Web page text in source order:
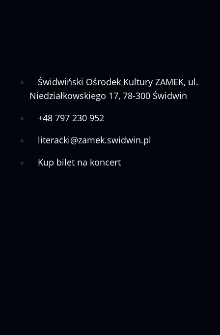
Świdwiński Ośrodek Kultury ZAMEK, ul.
Niedziałkowskiego 17, 78-300 Świdwin
+48 797 230 952
literacki@zamek.swidwin.pl
Kup bilet na koncert